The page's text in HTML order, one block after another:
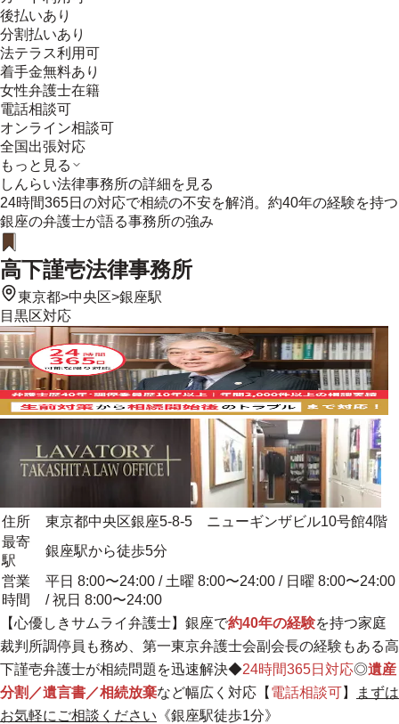
後払いあり
分割払いあり
法テラス利用可
着手金無料あり
女性弁護士在籍
電話相談可
オンライン相談可
全国出張対応
もっと見る
しんらい法律事務所の詳細を見る
24時間365日の対応で相続の不安を解消。約40年の経験を持つ
銀座の弁護士が語る事務所の強み
高下謹壱法律事務所
東京都>中央区>銀座駅
目黒区対応
住所
東京都中央区銀座5-8-5 ニューギンザビル10号館4階
最寄
駅
銀座駅から徒歩5分
営業
時間
平日 8:00〜24:00 / 土曜 8:00〜24:00 / 日曜 8:00〜24:00
/ 祝日 8:00〜24:00
【心優しきサムライ弁護士】銀座で約40年の経験を持つ家庭
裁判所調停員も務め、第一東京弁護士会副会長の経験もある高
下謹壱弁護士が相続問題を迅速解決◆24時間365日対応◎遺産
分割／遺言書／相続放棄など幅広く対応【 電話相談可】
まずは
お気軽にご相談ください 《銀座駅徒歩1分》